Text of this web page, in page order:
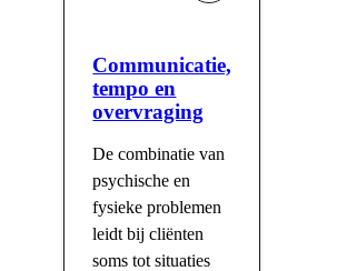
Communicatie,
tempo en
overvraging
De combinatie van
psychische en
fysieke problemen
leidt bij cliënten
soms tot situaties